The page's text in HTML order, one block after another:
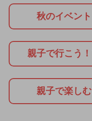
秋のイベン
親子で行こう
親子で楽し